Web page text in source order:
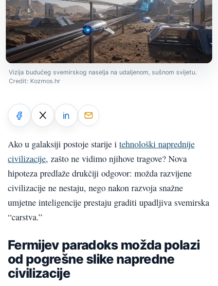
Vizija budućeg svemirskog naselja na udaljenom, sušnom svijetu.
Credit: Kozmos.hr
Ako u galaksiji postoje starije i tehnološki naprednije
civilizacije, zašto ne vidimo njihove tragove? Nova
hipoteza predlaže drukčiji odgovor: možda razvijene
civilizacije ne nestaju, nego nakon razvoja snažne
umjetne inteligencije prestaju graditi upadljiva svemirska
“carstva.”
Fermijev paradoks možda polazi
od pogrešne slike napredne
civilizacije